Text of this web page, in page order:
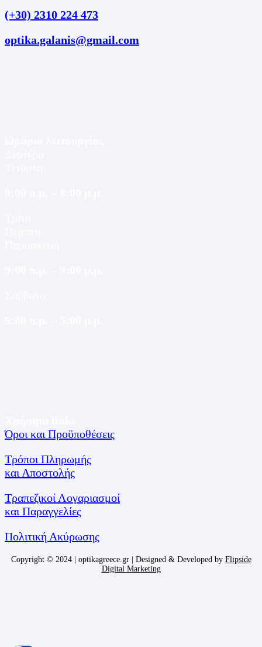
(+30) 2310 224 473
optika.galanis@gmail.com
Όροι και Προϋποθέσεις
Τρόποι Πληρωμής
και Αποστολής
Τραπεζικοί Λογαριασμοί
και Παραγγελίες
Πολιτική Ακύρωσης
Copyright © 2024 | optikagreece.gr | Designed & Developed by Flipside
Digital Marketing